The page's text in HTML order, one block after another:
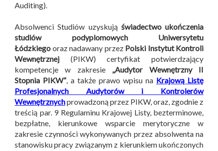
Auditing).
Absolwenci Studiów uzyskują świadectwo ukończenia
studiów podyplomowych Uniwersytetu
Łódzkiego oraz nadawany przez Polski Instytut Kontroli
Wewnętrznej (PIKW) certyfikat potwierdzający
kompetencje w zakresie „Audytor Wewnętrzny II
Stopnia PIKW”, a także prawo wpisu na Krajową Listę
Profesjonalnych Audytorów i Kontrolerów
Wewnętrznychprowadzoną przez PIKW, oraz, zgodnie z
treścią par. 9 Regulaminu Krajowej Listy, bezterminowe,
bezpłatne, kierunkowe wsparcie merytoryczne w
zakresie czynności wykonywanych przez absolwenta na
stanowisku pracy związanym z kierunkiem ukończonych